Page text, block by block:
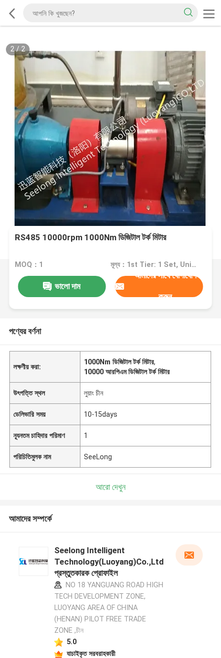
2/2
RS485 10000rpm 1000Nm ডিজিটাল টর্ক মিটার
MOQ：1 মূল্য：1st Tier: 1 Set, Unit Price USD 3.00 2nd Tier: 2-5 Sets, Unit Price USD 2.00 3rd Tier: Over 5 Sets, Unit Price USD 1.00
ভালো দাম
আমাদের সাথে যোগাযোগ
করুন
পণ্যের বর্ণনা
লক্ষণীয় করা:
1000Nm ডিজিটাল টর্ক মিটার,
10000 আরপিএম ডিজিটাল টর্ক মিটার
উৎপত্তি স্থল লুয়াং চীন
ডেলিভারি সময় 10-15days
ন্যূনতম চাহিদার পরিমাণ 1
পরিচিতিমুলক নাম SeeLong
আরো দেখুন
আমাদের সম্পর্কে
Seelong Intelligent
Technology(Luoyang)Co.,Ltd
প্রস্তুতকারক প্রোফাইল
NO 18 YANGUANG ROAD HIGH
TECH DEVELOPMENT ZONE,
LUOYANG AREA OF CHINA
(HENAN) PILOT FREE TRADE
ZONE ,চীন
5.0
যাচাইকৃত সরবরাহকারী